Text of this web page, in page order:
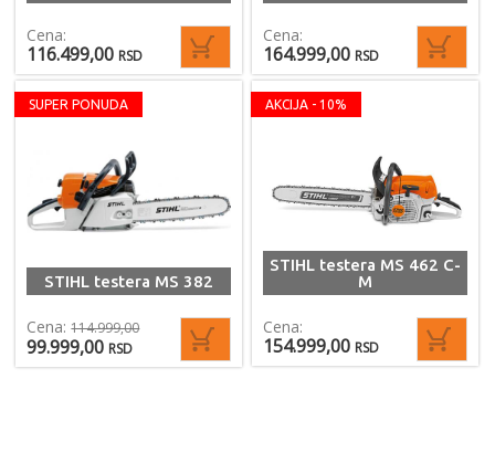
Cena:
116.499,00 RSD
Cena:
164.999,00 RSD
SUPER PONUDA
STIHL testera MS 382
Cena:114.999,00
99.999,00 RSD
AKCIJA - 10%
STIHL testera MS 462 C-
M
Cena:
154.999,00 RSD